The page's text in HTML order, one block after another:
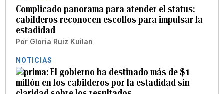
Complicado panorama para atender el status:
cabilderos reconocen escollos para impulsar la
estadidad
Por Gloria Ruiz Kuilan
NOTICIAS
El gobierno ha destinado más de $1
millón en los cabilderos por la estadidad sin